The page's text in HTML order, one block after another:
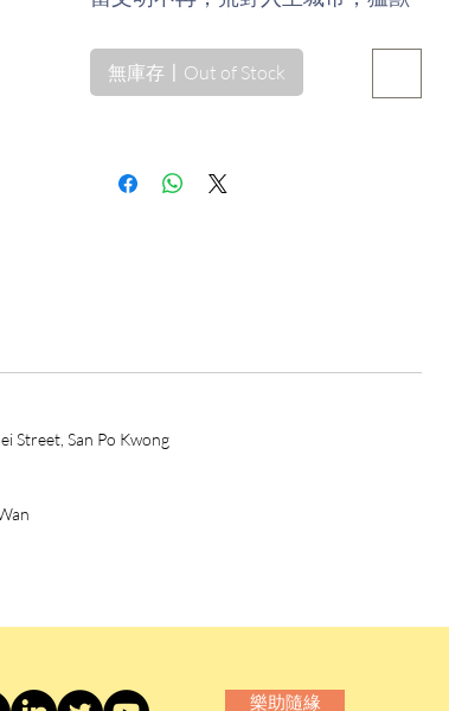
向群星宇宙，在原始蠻荒中掙扎生
存，直到「人類補完機構」出現
文明，意圖創建前所未見的烏托
邦。然而，那會是一個怎樣的世
爭起始，經歷黑暗蠻荒、人類再興
力嘲諷戰爭與政治，針砭因醉心權
無庫存〡Out of Stock
Street, San Po Kwong
樂助隨緣